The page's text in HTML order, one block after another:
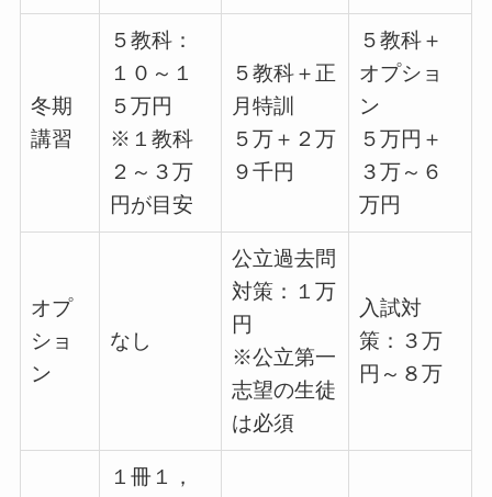
冬期
講習
５教科：
１０～１
５万円
※１教科
２～３万
円が目安
５教科＋正
月特訓
５万＋２万
９千円
５教科＋
オプショ
ン
５万円＋
３万～６
万円
オプ
ショ
ン
なし
公立過去問
対策：１万
円
※公立第一
志望の生徒
は必須
入試対
策：３万
円～８万
１冊１，